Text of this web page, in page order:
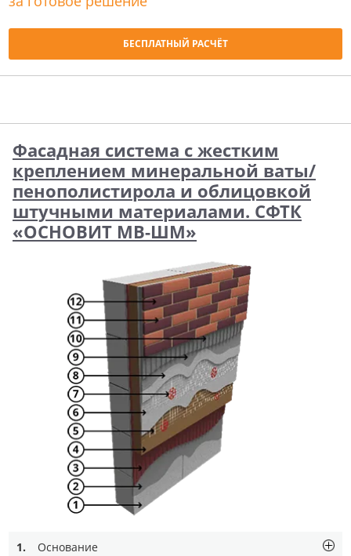
БЕСПЛАТНЫЙ РАСЧЁТ
Фасадная система с жестким
креплением минеральной ваты/
пенополистирола и облицовкой
штучными материалами. СФТК
«ОСНОВИТ МВ-ШМ»
1. Основание